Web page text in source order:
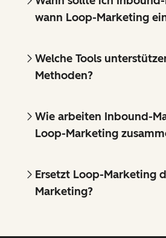
wann Loop-Marketing
Welche Tools
Methoden?
Wie arbeiten Inbound-
Loop-Marketing
Ersetzt Loop-Marketing
Marketing?